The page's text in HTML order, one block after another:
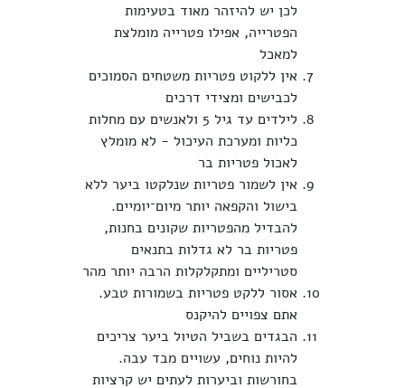
לכן יש להיזהר מאוד בטעימות
הפטרייה, אפילו פטרייה מומלצת
למאכל
אין ללקוט פטריות משטחים הסמוכים
לכבישים ומצידי דרכים
לילדים עד גיל 5 ולאנשים עם מחלות
כליות ומערכת העיכול - לא מומלץ
לאכול פטריות בר
אין לשמור פטריות שנלקטו ביער ללא
בישול והקפאה יותר מיום־יומיים.
להבדיל מהפטריות שקונים בחנות,
פטריות בר לא גדלות בתנאים
סטריליים ומתקלקלות הרבה יותר מהר
אסור ללקט פטריות בשמורות טבע.
אתם צפויים להיקנס
הבגדים בשביל הטיול ביער צריכים
להיות נוחים, עשויים מבד עבה.
בחורשות וביערות לעתים יש קרציות